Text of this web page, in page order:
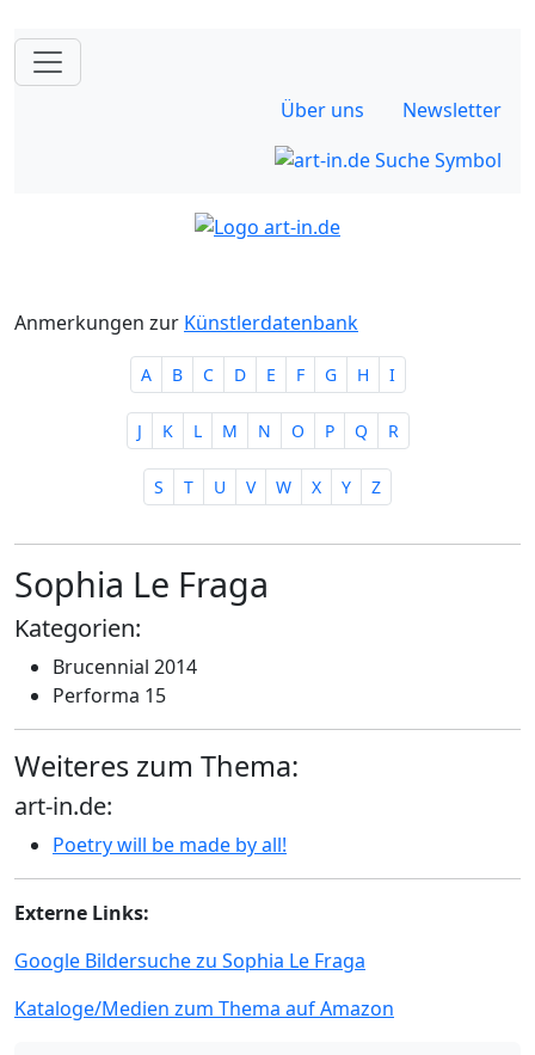
Über uns Newsletter
Anmerkungen zur Künstlerdatenbank
A B C D E F G H I
J K L M N O P Q R
S T U V W X Y Z
Sophia Le Fraga
Kategorien:
Brucennial 2014
Performa 15
Weiteres zum Thema:
art-in.de:
Poetry will be made by all!
Externe Links:
Google Bildersuche zu Sophia Le Fraga
Kataloge/Medien zum Thema auf Amazon